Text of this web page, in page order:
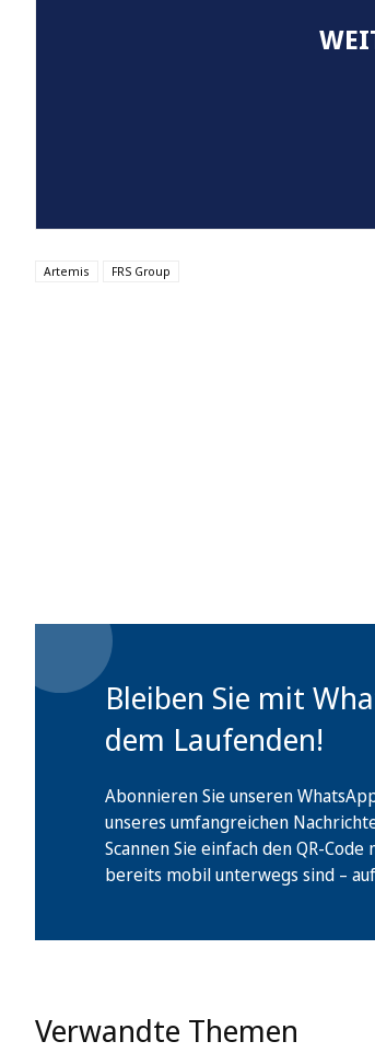
Artemis FRS Group
Bleiben Sie mit
dem Laufenden!
Abonnieren Sie unseren
unseres umfangreichen
Scannen Sie einfach den QR-
bereits mobil unterwegs sind – auf
Verwandte Themen